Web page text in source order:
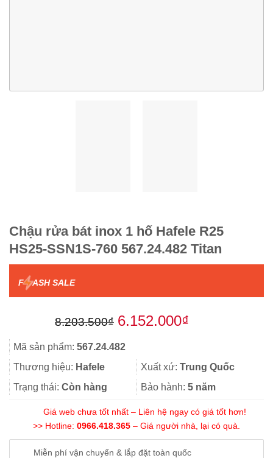
Chậu rửa bát inox 1 hố Hafele R25
HS25-SSN1S-760 567.24.482 Titan
F ASH SALE
8.203.500₫ Giá
gốc
8.203.500₫.
6.152.000₫
tại
là:
6.152.000₫.
Mã sản phẩm: 567.24.482
Thương hiệu: Hafele Xuất xứ: Trung Quốc
Trạng thái: Còn hàng Bảo hành: 5 năm
Giá web chưa tốt nhất – Liên hệ ngay có giá tốt hơn!
>> Hotline: 0966.418.365 – Giá người nhà, lại có quà.
Miễn phí vận chuyển & lắp đặt toàn quốc